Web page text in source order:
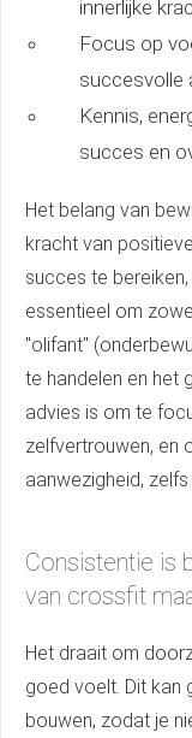
innerlijke
Focus op
succesvolle
Kennis,
succes en
Het belang van
kracht van
succes te
essentieel om
"olifant"
te handelen en het
advies is om te
zelfvertrouwen, en
aanwezigheid,
Consistentie is
van crossfit
Het draait om
goed voelt. Dit kan
bouwen, zodat je